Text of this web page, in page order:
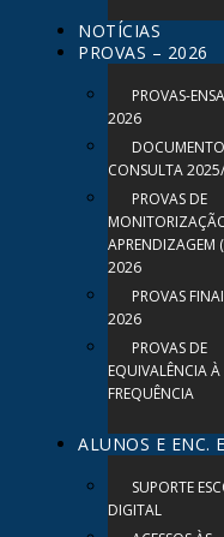
NOTÍCIAS
PROVAS – 2026
PROVAS-
2026
CONSULTA
PROVAS DE
APRENDIZAGEM
2026
PROVAS
2026
PROVAS DE
EQUIVALÊNCIA À
FREQUÊNCIA
ALUNOS E ENC.
SUPORTE
DIGITAL